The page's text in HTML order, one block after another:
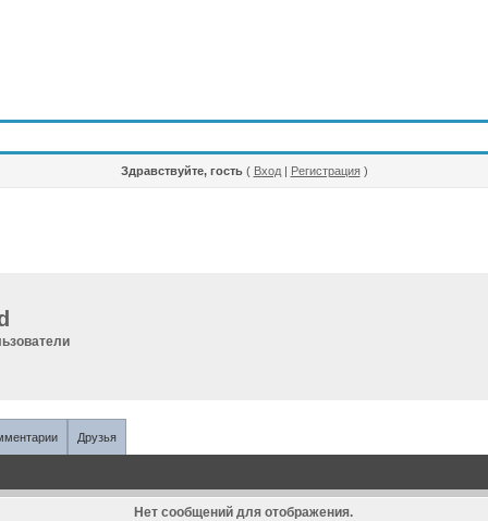
Здравствуйте, гость( Вход| Регистрация)
Друзья
Нет сообщений для отображения.